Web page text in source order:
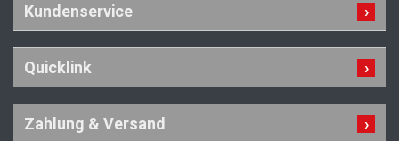
Kundenservice
Quicklink
Zahlung & Versand